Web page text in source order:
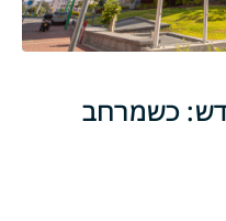
כשמרחב